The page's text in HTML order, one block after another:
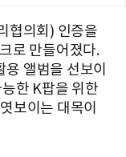
협의회) 인증을
로 만들어졌다.
앨범을 선보이
한 K팝을 위한
보이는 대목이